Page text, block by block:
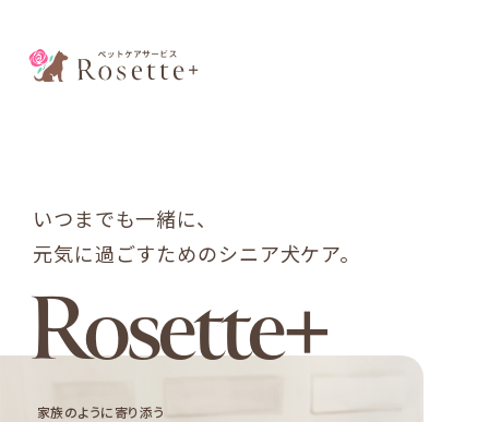
いつまでも一緒に、
元気に過ごすためのシニア犬ケア。
Rosette+
家族のように寄り添う